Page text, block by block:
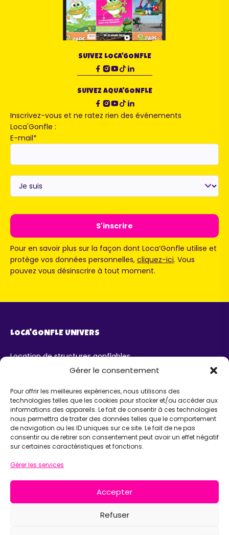
Gérer le consentement
Pour offrir les meilleures expériences, nous utilisons des
technologies telles que les cookies pour stocker et/ou accéder aux
informations des appareils. Le fait de consentir à ces technologies
nous permettra de traiter des données telles que le comportement
de navigation ou les ID uniques sur ce site. Le fait de ne pas
consentir ou de retirer son consentement peut avoir un effet négatif
sur certaines caractéristiques et fonctions.
Gérer les services
Accepter
Refuser
SUIVEZ LOCA'GONFLE
SUIVEZ AQUA'GONFLE
Inscrivez-vous et ne ratez rien des événements
Loca'Gonfle :
E-mail*
Je
suis*
Pour en savoir plus sur la façon dont Loca’Gonfle utilise et
protège vos données personnelles, cliquez-ici. Vous
pouvez vous désinscrire à tout moment.
LOCA'GONFLE UNIVERS
Location de structures gonflables
Parc Loca'Gonfle XXL Colmar
Karting ludo-éducatif
AIDE
Chatbot IA Maurice
Infos pratiques
INFORMATIONS
Loca'Gonfle Eurl Z.A RODOLPHE, 68840 PULVERSHEIM